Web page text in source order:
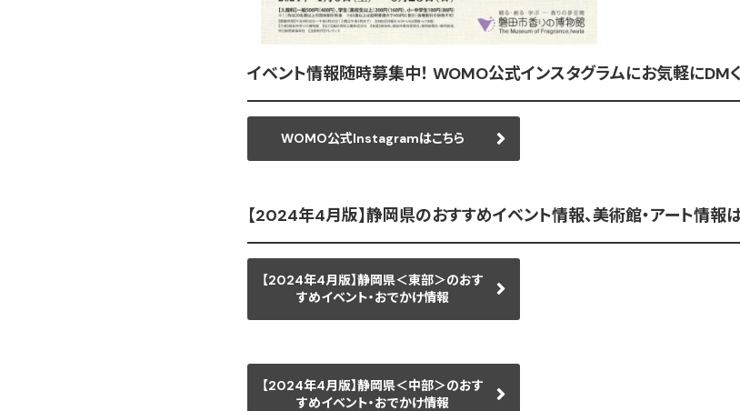
イベント情報随時募集中！ WOMO公式インスタグラムにお気軽にDM
WOMO公式Instagramはこちら
【2024年4月版】静岡県のおすすめイベント情報、美術館・アート情報
【2024年4月版】静岡県＜東部＞のおす
すめイベント・おでかけ情報
【2024年4月版】静岡県＜中部＞のおす
すめイベント・おでかけ情報